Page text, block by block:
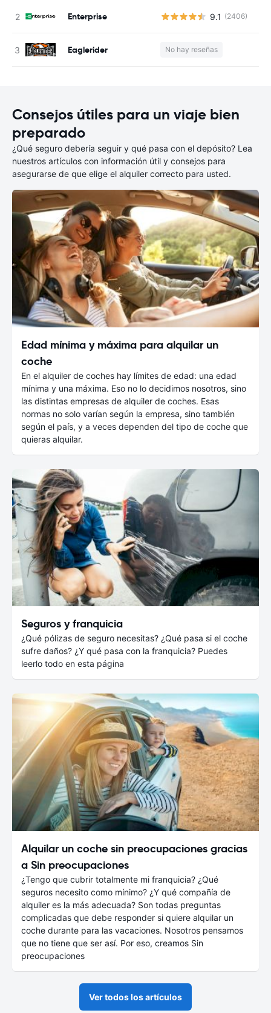
Enterprise 9.1 (2406)
Eaglerider No hay reseñas
Consejos útiles para un viaje bien
preparado
¿Qué seguro debería seguir y qué pasa con el depósito? Lea
nuestros artículos con información útil y consejos para
asegurarse de que elige el alquiler correcto para usted.
Edad mínima y máxima para alquilar un
coche
En el alquiler de coches hay límites de edad: una edad
mínima y una máxima. Eso no lo decidimos nosotros, sino
las distintas empresas de alquiler de coches. Esas
normas no solo varían según la empresa, sino también
según el país, y a veces dependen del tipo de coche que
quieras alquilar.
Seguros y franquicia
¿Qué pólizas de seguro necesitas? ¿Qué pasa si el coche
sufre daños? ¿Y qué pasa con la franquicia? Puedes
leerlo todo en esta página
Alquilar un coche sin preocupaciones gracias
a Sin preocupaciones
¿Tengo que cubrir totalmente mi franquicia? ¿Qué
seguros necesito como mínimo? ¿Y qué compañía de
alquiler es la más adecuada? Son todas preguntas
complicadas que debe responder si quiere alquilar un
coche durante para las vacaciones. Nosotros pensamos
que no tiene que ser así. Por eso, creamos Sin
preocupaciones
Ver todos los artículos